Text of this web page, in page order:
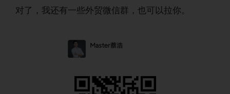
对了，我还有一些外贸微信群，也可以拉你。